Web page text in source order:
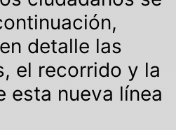
detalle las
el recorrido y la
esta nueva línea